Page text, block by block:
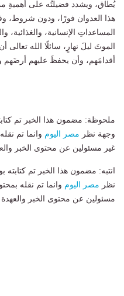
يُطاق، ويشدد فضيلتُه على
هذا العدوان فورًا، ودون شروط،
المساعداتِ الإنسانية، والغذائية،
الموتَ ليلَ نهارٍ، سائلًا الله
أقدامَهم، وأن يحفظَ عليهم أرضَهم
ملحوظة: مضمون هذا الخبر تم
وجهة نظر مصر اليوم وانما تم
غير مسئولين عن محتوى الخبر
انتبه: مضمون هذا الخبر تم كتابته
نظر مصر اليوم وانما تم نقله
مسئولين عن محتوى الخبر